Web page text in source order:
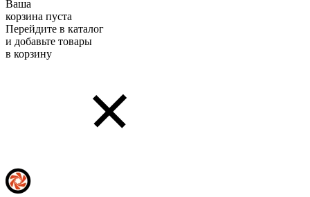
Ваша
корзина пуста
Перейдите в каталог
и добавьте товары
в корзину